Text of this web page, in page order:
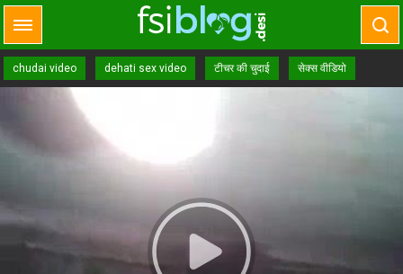
chudai video dehati sex video टीचर की चुदाई सेक्स वीडियो